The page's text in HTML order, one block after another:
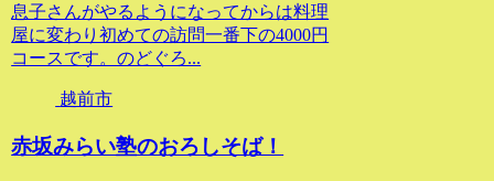
息子さんがやるようになってからは料理
屋に変わり初めての訪問一番下の4000円
コースです。のどぐろ...
越前市
赤坂みらい塾のおろしそば！